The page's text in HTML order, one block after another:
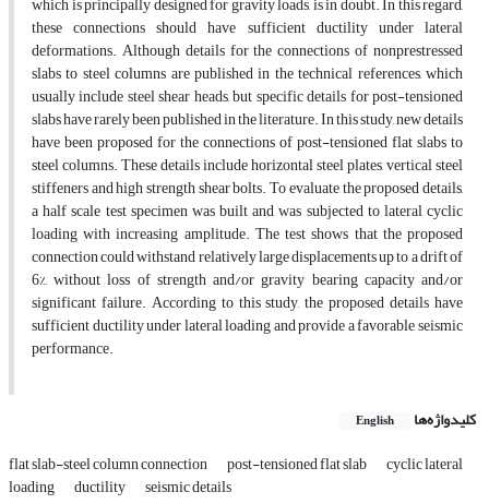
these connections should have sufficient ductility under lateral
deformations. Although details for the connections of nonprestressed
slabs to steel columns are published in the technical references, which
usually include steel shear heads, but specific details for post-tensioned
slabs have rarely been published in the literature. In this study, new details
have been proposed for the connections of post-tensioned flat slabs to
steel columns. These details include horizontal steel plates, vertical steel
stiffeners and high strength shear bolts. To evaluate the proposed details,
a half scale test specimen was built and was subjected to lateral cyclic
loading with increasing amplitude. The test shows that the proposed
connection could withstand relatively large displacements up to a drift of
6%, without loss of strength and/or gravity bearing capacity and/or
significant failure. According to this study, the proposed details have
sufficient ductility under lateral loading and provide a favorable seismic
performance.
کلیدواژه‌ها English
flat slab-steel column connection post-tensioned flat slab cyclic lateral
loading ductility seismic details